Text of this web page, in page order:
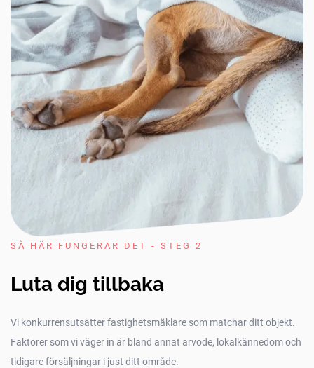
SÅ HÄR FUNGERAR DET - STEG 2
Luta dig tillbaka
Vi konkurrensutsätter fastighetsmäklare som matchar ditt objekt.
Faktorer som vi väger in är bland annat arvode, lokalkännedom och
tidigare försäljningar i just ditt område.